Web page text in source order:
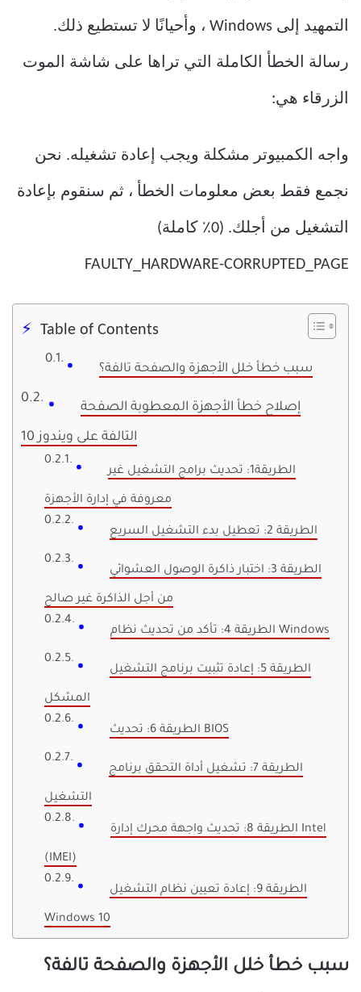
التمهيد إلى Windows ، وأحيانًا لا تستطيع ذلك.
رسالة الخطأ الكاملة التي تراها على شاشة الموت
الزرقاء هي:
واجه الكمبيوتر مشكلة ويجب إعادة تشغيله. نحن
نجمع فقط بعض معلومات الخطأ ، ثم سنقوم بإعادة
التشغيل من أجلك. (0٪ كاملة)
FAULTY_HARDWARE-CORRUPTED_PAGE
Table of Contents
سبب خطأ خلل الأجهزة والصفحة تالفة؟
إصلاح خطأ الأجهزة المعطوبة الصفحة
التالفة على ويندوز 10
الطريقة1: تحديث برامج التشغيل غير
معروفة في إدارة الأجهزة
الطريقة 2: تعطيل بدء التشغيل السريع
الطريقة 3: اختبار ذاكرة الوصول العشوائي
من أجل الذاكرة غير صالح
الطريقة 4: تأكد من تحديث نظام Windows
الطريقة 5: إعادة تثبيت برنامج التشغيل
المشكل
الطريقة 6: تحديث BIOS
الطريقة 7: تشغيل أداة التحقق برنامج
التشغيل
الطريقة 8: تحديث واجهة محرك إدارة Intel
(IMEI)
الطريقة 9: إعادة تعيين نظام التشغيل
Windows 10
سبب خطأ خلل الأجهزة والصفحة تالفة؟